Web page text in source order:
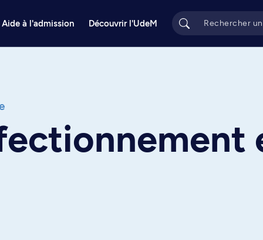
Aide à l'admission Découvrir l'UdeM